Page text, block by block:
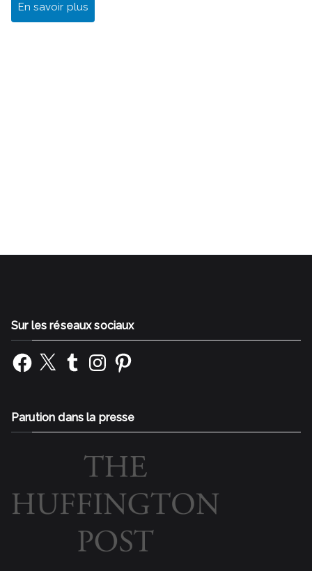
En savoir plus
Sur les réseaux sociaux
Facebook
X TumblrInstagramPinterest
Parution dans la presse